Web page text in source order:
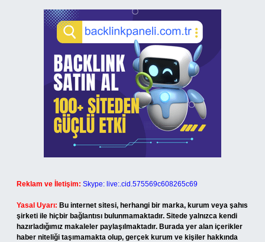
Reklam ve İletişim: Skype: live:.cid.575569c608265c69
Yasal Uyarı: Bu internet sitesi, herhangi bir marka, kurum veya şahıs
şirketi ile hiçbir bağlantısı bulunmamaktadır. Sitede yalnızca kendi
hazırladığımız makaleler paylaşılmaktadır. Burada yer alan içerikler
haber niteliği taşımamakta olup, gerçek kurum ve kişiler hakkında